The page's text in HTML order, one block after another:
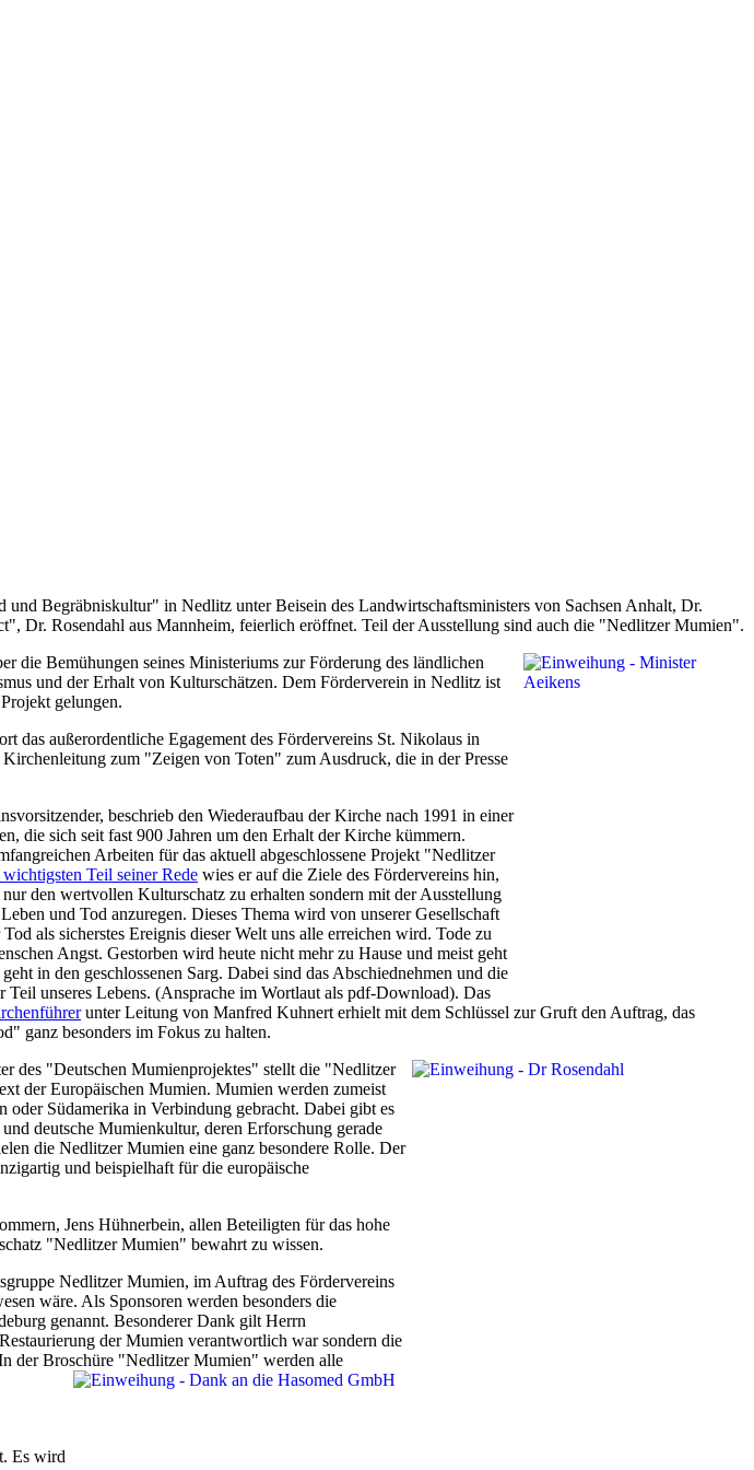
Begräbniskultur" in Nedlitz unter Beisein des Landwirtschaftsministers von Sachsen Anhalt, Dr.
Dr. Rosendahl aus Mannheim, feierlich eröffnet. Teil der Ausstellung sind auch die "Nedlitzer Mumien".
die Bemühungen seines Ministeriums zur Förderung des ländlichen
und der Erhalt von Kulturschätzen. Dem Förderverein in Nedlitz ist
gelungen.
das außerordentliche Egagement des Fördervereins St. Nikolaus in
zum "Zeigen von Toten" zum Ausdruck, die in der Presse
beschrieb den Wiederaufbau der Kirche nach 1991 in einer
die sich seit fast 900 Jahren um den Erhalt der Kirche kümmern.
Arbeiten für das aktuell abgeschlossene Projekt "Nedlitzer
Teil seiner Rede wies er auf die Ziele des Fördervereins hin,
den wertvollen Kulturschatz zu erhalten sondern mit der Ausstellung
und Tod anzuregen. Dieses Thema wird von unserer Gesellschaft
als sicherstes Ereignis dieser Welt uns alle erreichen wird. Tode zu
Angst. Gestorben wird heute nicht mehr zu Hause und meist geht
in den geschlossenen Sarg. Dabei sind das Abschiednehmen und die
Teil unseres Lebens. (Ansprache im Wortlaut als pdf-Download). Das
unter Leitung von Manfred Kuhnert erhielt mit dem Schlüssel zur Gruft den Auftrag, das
ganz besonders im Fokus zu halten.
des "Deutschen Mumienprojektes" stellt die "Nedlitzer
der Europäischen Mumien. Mumien werden zumeist
oder Südamerika in Verbindung gebracht. Dabei gibt es
deutsche Mumienkultur, deren Erforschung gerade
die Nedlitzer Mumien eine ganz besondere Rolle. Der
und beispielhaft für die europäische
Jens Hühnerbein, allen Beteiligten für das hohe
"Nedlitzer Mumien" bewahrt zu wissen.
Nedlitzer Mumien, im Auftrag des Fördervereins
wäre. Als Sponsoren werden besonders die
genannt. Besonderer Dank gilt Herrn
der Mumien verantwortlich war sondern die
der Broschüre "Nedlitzer Mumien" werden alle
Es wird